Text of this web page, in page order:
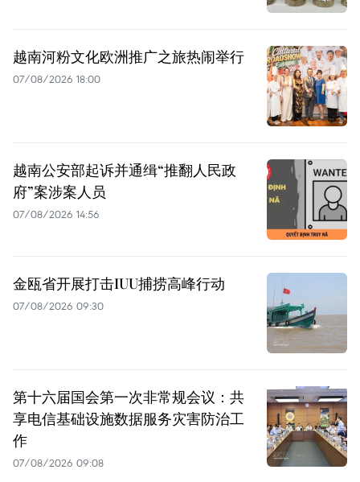
越南河粉文化欧洲推广之旅热闹举行
07/08/2026 18:00
越南公安部起诉并通缉“推翻人民政
府”案涉案人员
07/08/2026 14:56
金瓯省开展打击IUU捕捞高峰行动
07/08/2026 09:30
第十六届国会第一次非常规会议：共
享电信基础设施数据服务灾害防治工
作
07/08/2026 09:08